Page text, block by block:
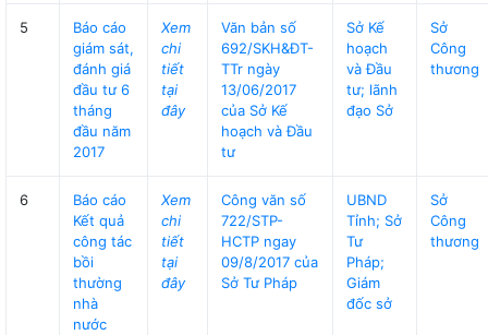
5
Báo cáo
giám sát,
đánh giá
đầu tư 6
tháng
đầu năm
2017
Xem
chi
tiết
tại
đây
Văn bản số
692/SKH&ĐT-
TTr ngày
13/06/2017
của Sở Kế
hoạch và Đầu
tư
Sở Kế
hoạch
và Đầu
tư; lãnh
đạo Sở
Sở
Công
thương
6
Báo cáo
Kết quả
công tác
bồi
thường
nhà
nước
Xem
chi
tiết
tại
đây
Công văn số
722/STP-
HCTP ngay
09/8/2017 của
Sở Tư Pháp
UBND
Tỉnh; Sở
Tư
Pháp;
Giám
đốc sở
Sở
Công
thương